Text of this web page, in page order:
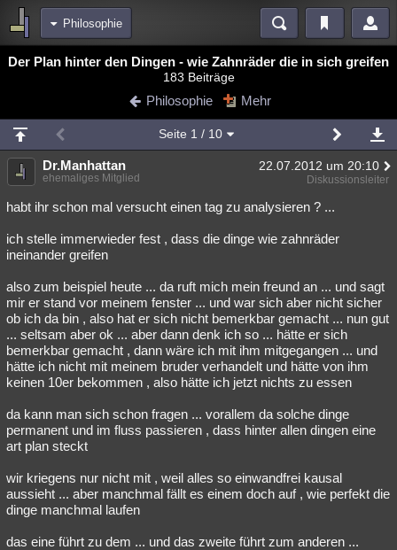
Philosophie
Bereiche
Blogs Videos
Chat Wiki Neuigkeiten
meine Rubriken
Menschen Wissenschaft Mystery Kriminalfälle
Spiritualität Verschwörungen Technologie Ufologie
Natur Umfragen Unterhaltung
weitere Rubriken
Philosophie Träume Orte Esoterik Literatur
Astronomie Helpdesk Gruppen Gaming Filme
Musik Clash Verbesserungen Allmystery English
Übersichten
Besucht Teilgenommen Alle Neue Geschlossen
Lesenswert
Der Plan hinter den Dingen - wie Zahnräder die in sich greifen
183 Beiträge
Philosophie Mehr
Seite 1 / 10
Dr.Manhattan 22.07.2012 um 20:10
ehemaliges Mitglied Diskussionsleiter
habt ihr schon mal versucht einen tag zu analysieren ? ...
ich stelle immerwieder fest , dass die dinge wie zahnräder
ineinander greifen
also zum beispiel heute ... da ruft mich mein freund an ... und sagt
mir er stand vor meinem fenster ... und war sich aber nicht sicher
ob ich da bin , also hat er sich nicht bemerkbar gemacht ... nun gut
... seltsam aber ok ... aber dann denk ich so ... hätte er sich
bemerkbar gemacht , dann wäre ich mit ihm mitgegangen ... und
hätte ich nicht mit meinem bruder verhandelt und hätte von ihm
keinen 10er bekommen , also hätte ich jetzt nichts zu essen
da kann man sich schon fragen ... vorallem da solche dinge
permanent und im fluss passieren , dass hinter allen dingen eine
art plan steckt
wir kriegens nur nicht mit , weil alles so einwandfrei kausal
aussieht ... aber manchmal fällt es einem doch auf , wie perfekt die
dinge manchmal laufen
das eine führt zu dem ... und das zweite führt zum anderen ...